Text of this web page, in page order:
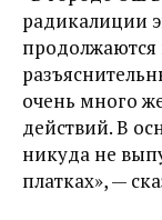
радикалиции
продолжаются
очень много
действий. В
никуда не
платках», —